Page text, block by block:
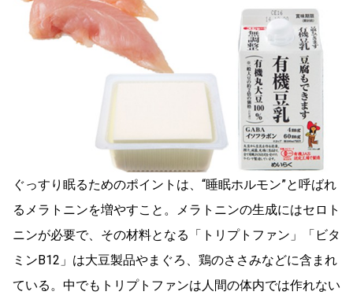
ぐっすり眠るためのポイントは、“睡眠ホルモン”と呼ばれ
るメラトニンを増やすこと。メラトニンの生成にはセロト
ニンが必要で、その材料となる「トリプトファン」「ビタ
ミンB12」は大豆製品やまぐろ、鶏のささみなどに含まれ
ている。中でもトリプトファンは人間の体内では作れない